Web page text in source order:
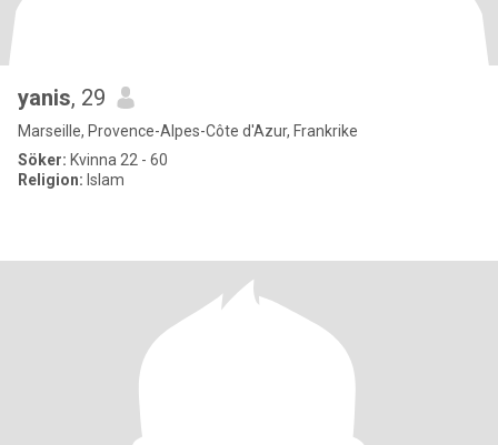
yanis, 29
Marseille, Provence-Alpes-Côte d'Azur, Frankrike
Söker: Kvinna 22 - 60
Religion: Islam